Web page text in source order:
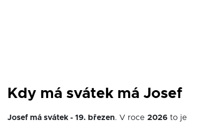
Kdy má svátek má Josef
Josef má svátek - 19. březen. V roce 2026 to je